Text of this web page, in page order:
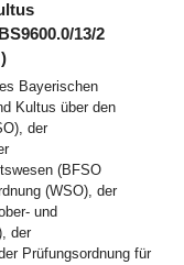
13/2
Bayerischen
Kultus über den
der
(BFSO
(WSO), der
und
der
Prüfungsordnung für